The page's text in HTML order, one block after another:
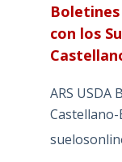
con los
ARS USDA
Castellano-